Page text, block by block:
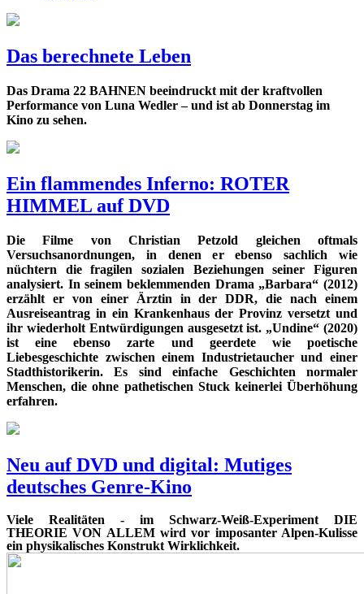
Das berechnete Leben
Das Drama 22 BAHNEN beeindruckt mit der kraftvollen
Performance von Luna Wedler – und ist ab Donnerstag im
Kino zu sehen.
Ein flammendes Inferno: ROTER
HIMMEL auf DVD
Die Filme von Christian Petzold gleichen oftmals
Versuchsanordnungen, in denen er ebenso sachlich wie
nüchtern die fragilen sozialen Beziehungen seiner Figuren
analysiert. In seinem beklemmenden Drama „Barbara“ (2012)
erzählt er von einer Ärztin in der DDR, die nach einem
Ausreiseantrag in ein Krankenhaus der Provinz versetzt und
ihr wiederholt Entwürdigungen ausgesetzt ist. „Undine“ (2020)
ist eine ebenso zarte und geerdete wie poetische
Liebesgeschichte zwischen einem Industrietaucher und einer
Stadthistorikerin. Es sind einfache Geschichten normaler
Menschen, die ohne pathetischen Stuck keinerlei Überhöhung
erfahren.
Neu auf DVD und digital: Mutiges
deutsches Genre-Kino
Viele Realitäten - im Schwarz-Weiß-Experiment DIE
THEORIE VON ALLEM wird vor imposanter Alpen-Kulisse
ein physikalisches Konstrukt Wirklichkeit.